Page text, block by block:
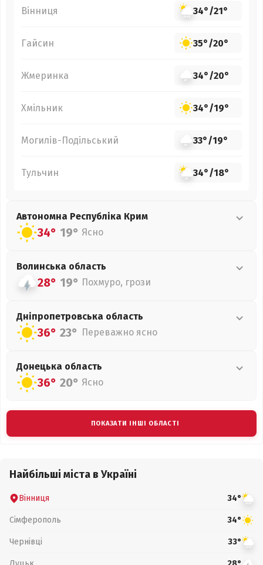
Вінниця 34°/21°
Гайсин 35°/20°
Жмеринка 34°/20°
Хмільник 34°/19°
Могилів-Подільський 33°/19°
Тульчин 34°/18°
Автономна Республіка Крим
34° 19° Ясно
Волинська область
28° 19° Похмуро, грози
Дніпропетровська область
36° 23° Переважно ясно
Донецька область
36° 20° Ясно
ПОКАЗАТИ ІНШІ ОБЛАСТІ
Найбільші міста в Україні
Вінниця 34°
Сімферополь 34°
Чернівці 33°